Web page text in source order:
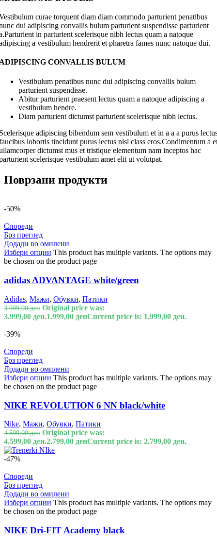
curae torquent diam diam commodo parturient penatibus
dui adipiscing convallis bulum parturient suspendisse parturient
in parturient scelerisque nibh lectus quam a natoque
a vestibulum hendrerit et pharetra fames nunc natoque dui.
CONVALLIS BULUM
Vestibulum penatibus nunc dui adipiscing convallis bulum
parturient suspendisse.
Abitur parturient praesent lectus quam a natoque adipiscing a
vestibulum hendre.
Diam parturient dictumst parturient scelerisque nibh lectus.
adipiscing bibendum sem vestibulum et in a a a purus
lobortis tincidunt purus lectus nisl class eros.Condimentum a
dictumst mus et tristique elementum nam inceptos hac
scelerisque vestibulum amet elit ut volutpat.
Поврзани продукти
-50%
Спореди
Брз преглед
Додади во омилени
Избери опции This product has multiple variants. The options may
be chosen on the product page
adidas ADVANTAGE white/green
Adidas, Мажи, Обувки, Патики
3.999,00ден Original price was:
3.999,00 ден.1.999,00 денCurrent price is: 1.999,00 ден.
-39%
Спореди
Брз преглед
Додади во омилени
Избери опции This product has multiple variants. The options may
be chosen on the product page
NIKE REVOLUTION 6 NN black/white
Nike, Мажи, Обувки, Патики
4.599,00ден Original price was:
4.599,00 ден.2.799,00 денCurrent price is: 2.799,00 ден.
-47%
Спореди
Брз преглед
Додади во омилени
Избери опции This product has multiple variants. The options may
be chosen on the product page
NIKE Dri-FIT Academy black